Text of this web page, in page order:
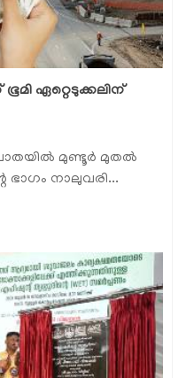
ഭൂമി ഏറ്റെടുക്കലിന്
മുണ്ടൂര്‍ മുതല്‍
ഭാഗം നാലുവരി...